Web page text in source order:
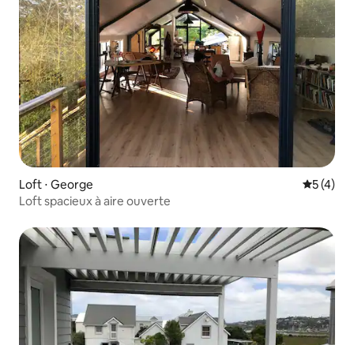
Loft ⋅ George
5 (4)
Loft spacieux à aire ouverte